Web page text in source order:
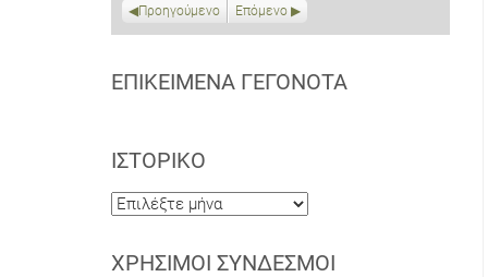
Προηγούμενο Επόμενο
ΕΠΙΚΕΊΜΕΝΑ ΓΕΓΟΝΌΤΑ
ΙΣΤΟΡΙΚΌ
Ιστορικό
ΧΡΉΣΙΜΟΙ ΣΎΝΔΕΣΜΟΙ